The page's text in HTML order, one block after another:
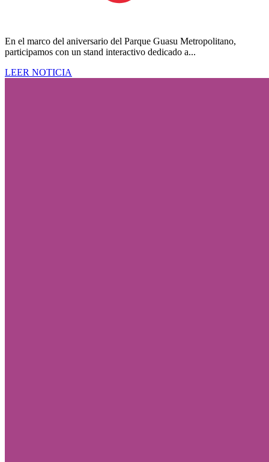
En el marco del aniversario del Parque Guasu Metropolitano,
participamos con un stand interactivo dedicado a...
LEER NOTICIA